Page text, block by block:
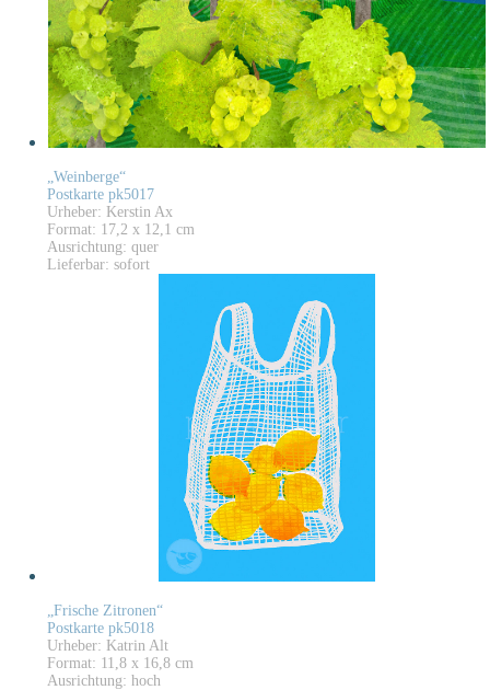
„Weinberge“
Postkarte pk5017
Urheber: Kerstin Ax
Format: 17,2 x 12,1 cm
Ausrichtung: quer
Lieferbar: sofort
„Frische Zitronen“
Postkarte pk5018
Urheber: Katrin Alt
Format: 11,8 x 16,8 cm
Ausrichtung: hoch